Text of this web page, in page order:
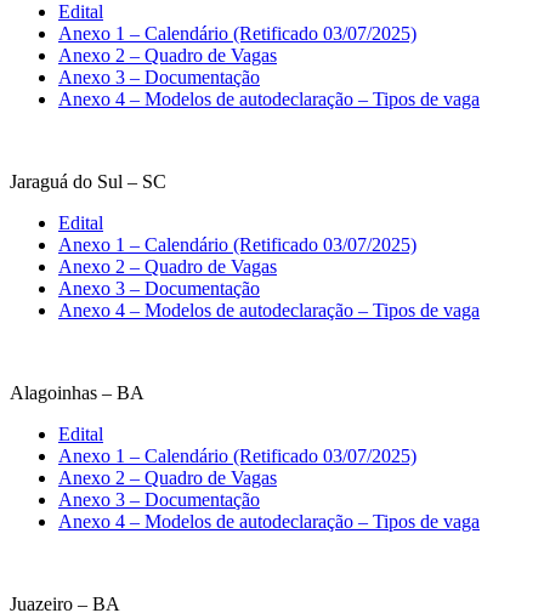
Edital
Anexo 1 – Calendário (Retificado 03/07/2025)
Anexo 2 – Quadro de Vagas
Anexo 3 – Documentação
Anexo 4 – Modelos de autodeclaração – Tipos de vaga
Jaraguá do Sul – SC
Edital
Anexo 1 – Calendário (Retificado 03/07/2025)
Anexo 2 – Quadro de Vagas
Anexo 3 – Documentação
Anexo 4 – Modelos de autodeclaração – Tipos de vaga
Alagoinhas – BA
Edital
Anexo 1 – Calendário (Retificado 03/07/2025)
Anexo 2 – Quadro de Vagas
Anexo 3 – Documentação
Anexo 4 – Modelos de autodeclaração – Tipos de vaga
Juazeiro – BA